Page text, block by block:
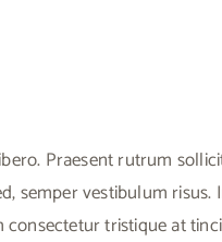
Praesent rutrum
semper vestibulum risus.
tristique at